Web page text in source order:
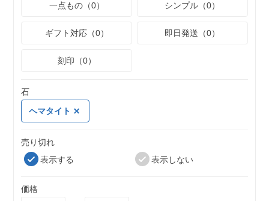
一点もの（0）
シンプル（0）
ギフト対応（0） 即日発送（0）
刻印（0）
石
ヘマタイト
売り切れ
表示する
表示しない
価格